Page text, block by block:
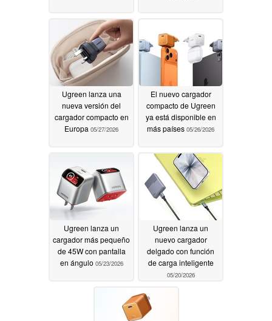
Ugreen lanza una
nueva versión del
cargador compacto en
Europa 05/27/2026
El nuevo cargador
compacto de Ugreen
ya está disponible en
más países 05/26/2026
Ugreen lanza un
cargador más pequeño
de 45W con pantalla
en ángulo 05/23/2026
Ugreen lanza un
nuevo cargador
delgado con función
de carga inteligente
05/20/2026